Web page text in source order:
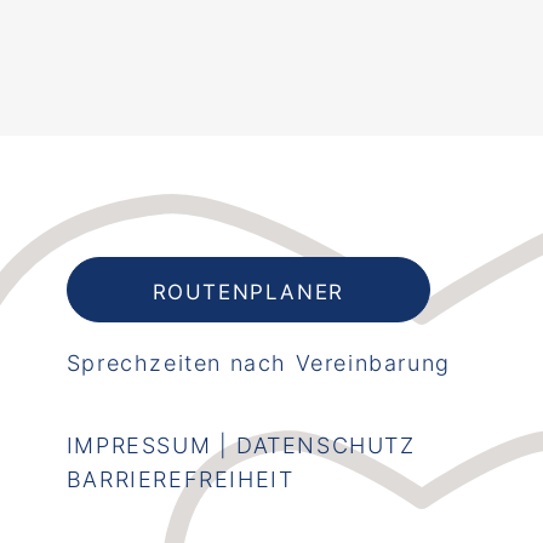
ROUTENPLANER
Sprechzeiten nach Vereinbarung
IMPRESSUM |DATENSCHUTZ
BARRIEREFREIHEIT